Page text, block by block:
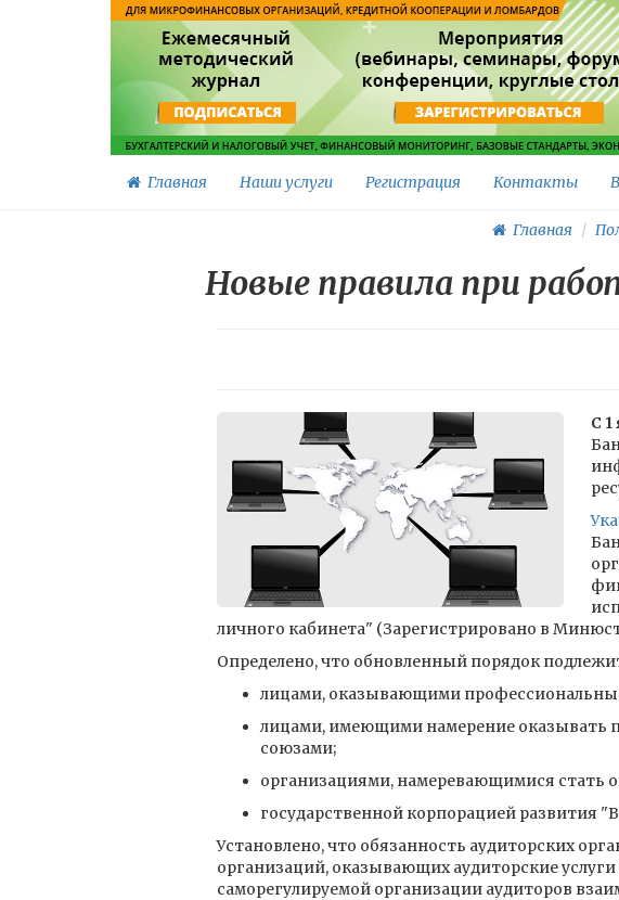
Главная Наши услуги Регистрация Контакты
Главная
Новые правила при
С 1
личного кабинета" (Зарегистрировано в
Определено, что обновленный порядок
лицами, оказывающими
лицами, имеющими намерение оказывать
союзами;
организациями, намеревающимися стать
государственной корпорацией развития
Установлено, что обязанность аудиторских
организаций, оказывающих аудиторские
саморегулируемой организации аудиторов